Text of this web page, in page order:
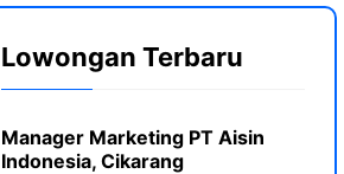
Lowongan Terbaru
Manager Marketing PT Aisin
Indonesia, Cikarang